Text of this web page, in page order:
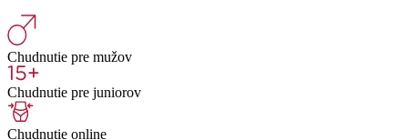
Chudnutie pre mužov
Chudnutie pre juniorov
Chudnutie online